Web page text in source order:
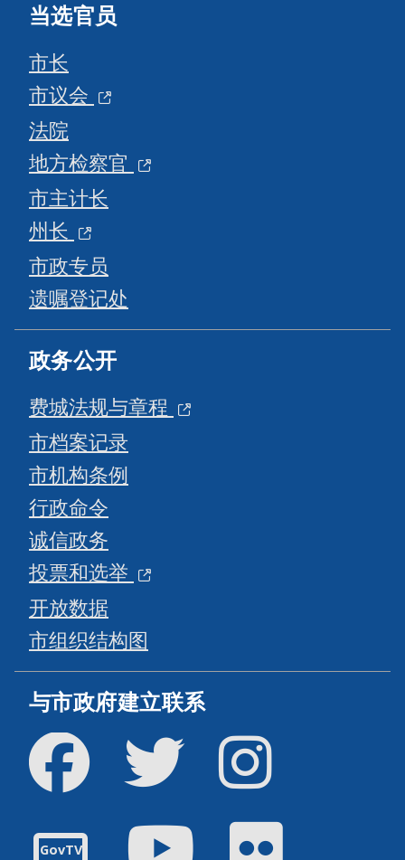
当选官员
市长
市议会
法院
地方检察官
市主计长
州长
市政专员
遗嘱登记处
政务公开
费城法规与章程
市档案记录
市机构条例
行政命令
诚信政务
投票和选举
开放数据
市组织结构图
与市政府建立联系
Facebook Twitter
GovTV
油管